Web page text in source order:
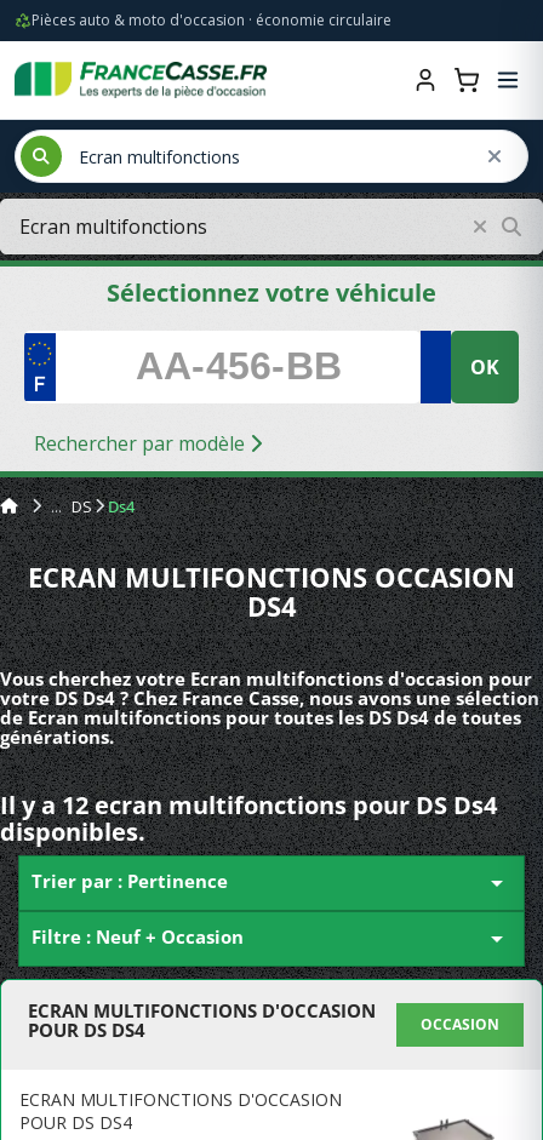
Pièces auto & moto d'occasion · économie circulaire
Sélectionnez votre véhicule
OK
Rechercher par modèle
DS Ds4
ECRAN MULTIFONCTIONS OCCASION
DS4
Vous cherchez votre Ecran multifonctions d'occasion pour
votre DS Ds4 ? Chez France Casse, nous avons une sélection
de Ecran multifonctions pour toutes les DS Ds4 de toutes
générations.
Il y a 12 ecran multifonctions pour DS Ds4
disponibles.
Trier par : Pertinence 
Filtre : Neuf + Occasion 
ECRAN MULTIFONCTIONS D'OCCASION
POUR DS DS4
OCCASION
ECRAN MULTIFONCTIONS D'OCCASION
POUR DS DS4